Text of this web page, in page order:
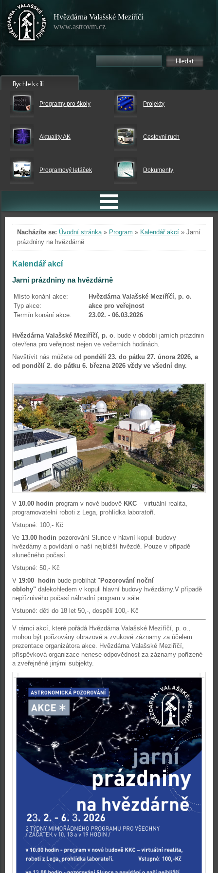
Hvězdárna Valašské Meziříčí
www.astrovm.cz
Programy pro školy Projekty
Aktuality AK Cestovní ruch
Programový letáček Dokumenty
Nacházíte se: Úvodní stránka» Program » Kalendář akcí » Jarní
prázdniny na hvězdárně
Kalendář akcí
Jarní prázdniny na hvězdárně
Místo konání akce:
Hvězdárna Valašské Meziříčí, p. o.
Typ akce:
akce pro veřejnost
Termín konání akce:
23.02. - 06.03.2026
Hvězdárna Valašské Meziříčí, p. o. bude v období jarních prázdnin
otevřena pro veřejnost nejen ve večerních hodinách.
Navštívit nás můžete od pondělí 23. do pátku 27. února 2026, a
od pondělí 2. do pátku 6. března 2026 vždy ve všední dny.
V 10.00 hodin program v nové budově KKC – virtuální realita,
programovatelní roboti z Lega, prohlídka laboratoří.
Vstupné: 100,- Kč
Ve 13.00 hodin pozorování Slunce v hlavní kopuli budovy
hvězdárny a povídání o naší nejbližší hvězdě. Pouze v případě
slunečného počasí.
Vstupné: 50,- Kč
V 19:00 hodin bude probíhat " Pozorování noční
oblohy" dalekohledem v kopuli hlavní budovy hvězdárny.V případě
nepříznivého počasí náhradní program v sále.
Vstupné: děti do 18 let 50,-, dospělí 100,- Kč
V rámci akcí, které pořádá Hvězdárna Valašské Meziříčí, p. o.,
mohou být pořizovány obrazové a zvukové záznamy za účelem
prezentace organizátora akce. Hvězdárna Valašské Meziříčí,
příspěvková organizace nenese odpovědnost za záznamy pořízené
a zveřejněné jinými subjekty.